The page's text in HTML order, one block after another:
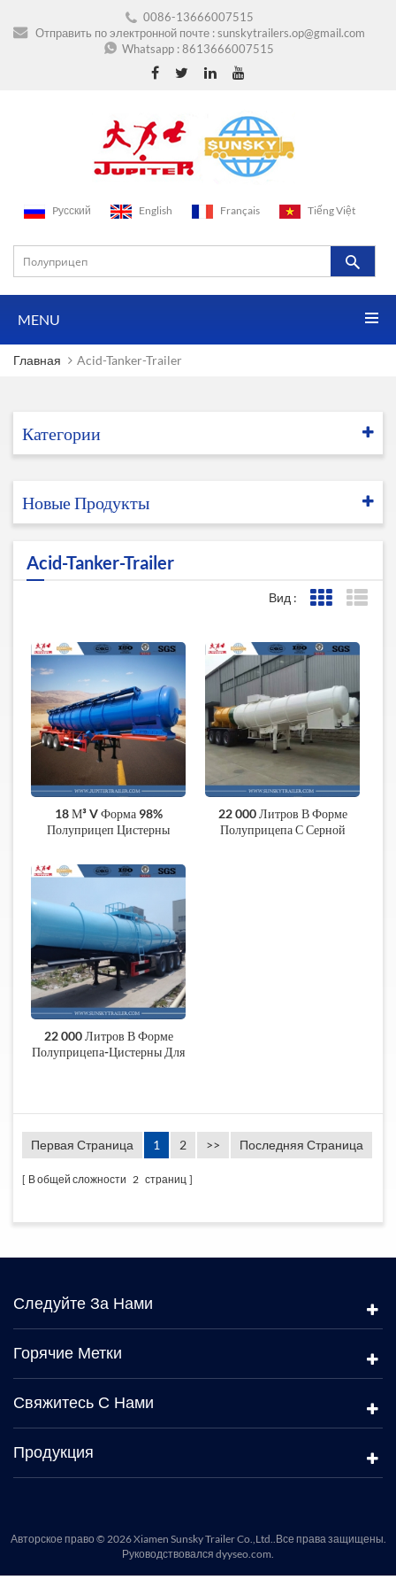
0086-13666007515
Отправить по электронной почте :sunskytrailers.op@gmail.com
Whatsapp :8613666007515
Pусский English Français Tiếng Việt
MENU
Главная Acid-Tanker-Trailer
Категории
Новые Продукты
Acid-Tanker-Trailer
Вид :
18 М³ V Форма 98%
Полуприцеп Цистерны
22 000 Литров В Форме
Полуприцепа С Серной
22 000 Литров В Форме
Полуприцепа-Цистерны Для
Первая Страница 1 2 >> Последняя Страница
В общей сложности 2 страниц
Следуйте За Нами
Горячие Метки
Свяжитесь С Нами
Продукция
Авторское право © 2026 Xiamen Sunsky Trailer Co.,Ltd..Все права защищены.
Руководствовался dyyseo.com.